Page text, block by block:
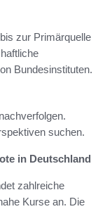
zur Primärquelle
Bundesinstituten.
suchen.
in Deutschland
zahlreiche
Kurse an. Die